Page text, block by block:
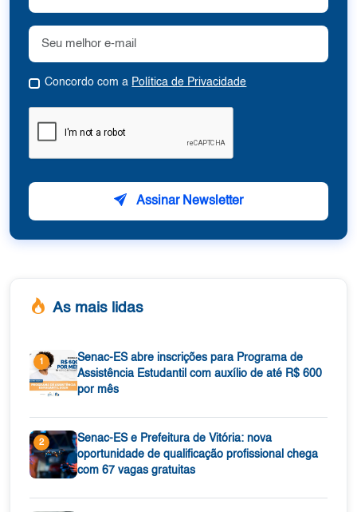
Concordo com a Política de Privacidade
Assinar Newsletter
As mais lidas
1
Senac-ES abre inscrições para Programa de
Assistência Estudantil com auxílio de até R$ 600
por mês
2
Senac-ES e Prefeitura de Vitória: nova
oportunidade de qualificação profissional chega
com 67 vagas gratuitas